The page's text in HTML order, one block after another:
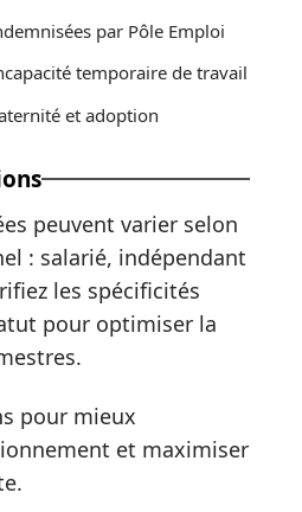
par Pôle Emploi
temporaire de travail
et adoption
peuvent varier selon
: salarié, indépendant
les spécificités
pour optimiser la
pour mieux
et maximiser